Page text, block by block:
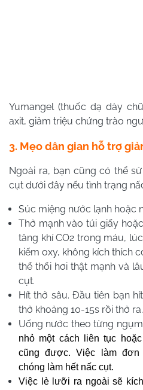
Yumangel (thuốc dạ dày
axit, giảm triệu chứng trào
3. Mẹo dân gian hỗ trợ
Ngoài ra, bạn cũng có thể
cụt dưới đây nếu tình trạng
Súc miệng nước lạnh hoặc
Thở mạnh vào túi giấy
tăng khí CO2 trong máu,
kiếm oxy, không kích thích
thể thổi hơi thật mạnh và
cụt.
Hít thở sâu. Đầu tiên bạn
thở khoảng 10-15s rồi thở ra.
Uống nước theo từng
nhỏ một cách liên tục
cũng được. Việc làm
chóng làm hết nấc cụt.
Việc lè lưỡi ra ngoài sẽ